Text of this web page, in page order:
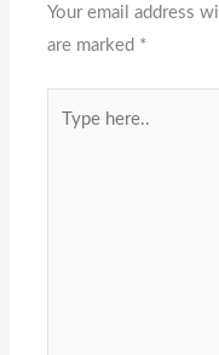
Your email address
are marked *